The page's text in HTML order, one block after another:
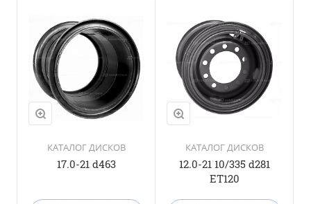
КАТАЛОГ ДИСКОВ
17.0-21 d463
КАТАЛОГ ДИСКОВ
12.0-21 10/335 d281
ET120